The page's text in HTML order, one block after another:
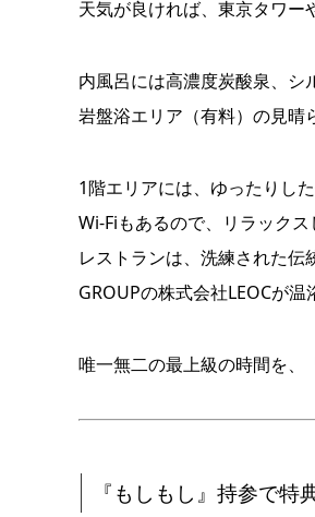
天気が良ければ、東京タワー
内風呂には高濃度炭酸泉、シ
岩盤浴エリア（有料）の見晴
1階エリアには、ゆったりし
Wi-Fiもあるので、リラック
レストランは、洗練された
GROUPの株式会社LEOCが
唯一無二の最上級の時間を、
『もしもし』持参で特